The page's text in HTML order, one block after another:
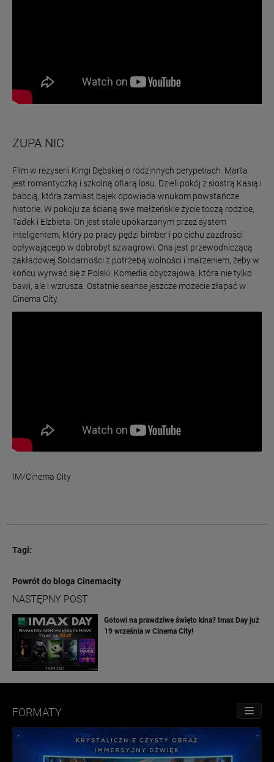
ZUPA NIC
Film w reżyserii Kingi Dębskiej o rodzinnych perypetiach. Marta
jest romantyczką i szkolną ofiarą losu. Dzieli pokój z siostrą Kasią i
babcią, która zamiast bajek opowiada wnukom powstańcze
historie. W pokoju za ścianą swe małżeńskie życie toczą rodzice,
Tadek i Elżbieta. On jest stale upokarzanym przez system
inteligentem, który po pracy pędzi bimber i po cichu zazdrości
opływającego w dobrobyt szwagrowi. Ona jest przewodniczącą
zakładowej Solidarności z potrzebą wolności i marzeniem, żeby w
końcu wyrwać się z Polski. Komedia obyczajowa, która nie tylko
bawi, ale i wzrusza. Ostatnie seanse jeszcze możecie złapać w
Cinema City.
IM/Cinema City
Tagi:
Powrót do bloga Cinemacity
NASTĘPNY POST
Gotowi na prawdziwe święto kina? Imax Day już
19 września w Cinema City!
FORMATY